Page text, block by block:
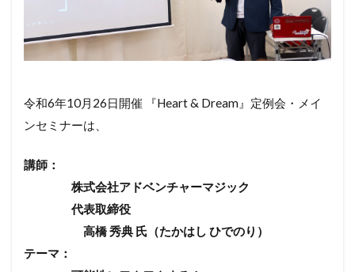
令和6年10月26日開催 『Heart & Dream』定例会・メイ
ンセミナーは、
講師：
株式会社アドベンチャーマジック
代表取締役
高橋 秀典 氏（たかはし ひでのり）
テーマ：